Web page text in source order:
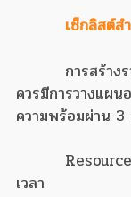
เช็กลิสต์ส
การสร้าง
ควรมีการวางแผ
ความพร้อมผ่าน
เวลา